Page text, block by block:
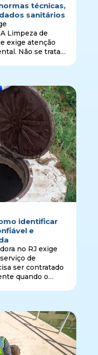
técnicas,
sanitários
Limpeza de
exige atenção
Não se trata
identificar
e
no RJ exige
de
ser contratado
quando o